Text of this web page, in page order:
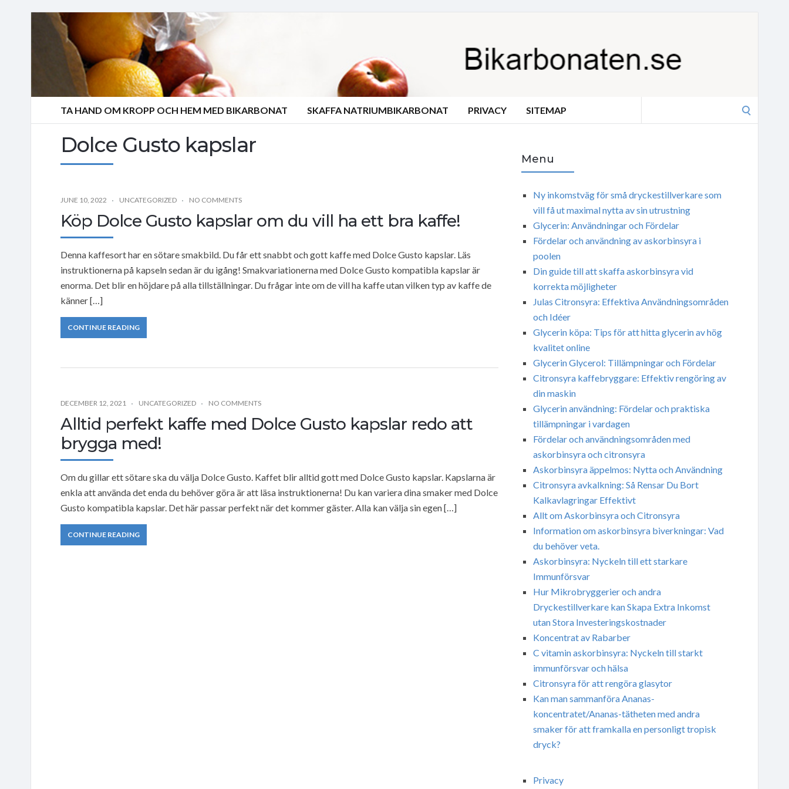
TA HAND OM KROPP OCH HEM MED BIKARBONAT SKAFFA NATRIUMBIKARBONAT PRIVACY SITEMAP
Dolce Gusto kapslar
JUNE 10, 2022 UNCATEGORIZED NO COMMENTS
Köp Dolce Gusto kapslar om du vill ha ett bra kaffe!
Denna kaffesort har en sötare smakbild. Du får ett snabbt och gott kaffe med Dolce Gusto kapslar. Läs
instruktionerna på kapseln sedan är du igång! Smakvariationerna med Dolce Gusto kompatibla kapslar är
enorma. Det blir en höjdare på alla tillställningar. Du frågar inte om de vill ha kaffe utan vilken typ av kaffe de
känner […]
CONTINUE READING
DECEMBER 12, 2021 UNCATEGORIZED NO COMMENTS
Alltid perfekt kaffe med Dolce Gusto kapslar redo att
brygga med!
Om du gillar ett sötare ska du välja Dolce Gusto. Kaffet blir alltid gott med Dolce Gusto kapslar. Kapslarna är
enkla att använda det enda du behöver göra är att läsa instruktionerna! Du kan variera dina smaker med Dolce
Gusto kompatibla kapslar. Det här passar perfekt när det kommer gäster. Alla kan välja sin egen […]
CONTINUE READING
Menu
Ny inkomstväg för små dryckestillverkare som
vill få ut maximal nytta av sin utrustning
Glycerin: Användningar och Fördelar
Fördelar och användning av askorbinsyra i
poolen
Din guide till att skaffa askorbinsyra vid
korrekta möjligheter
Julas Citronsyra: Effektiva Användningsområden
och Idéer
Glycerin köpa: Tips för att hitta glycerin av hög
kvalitet online
Glycerin Glycerol: Tillämpningar och Fördelar
Citronsyra kaffebryggare: Effektiv rengöring av
din maskin
Glycerin användning: Fördelar och praktiska
tillämpningar i vardagen
Fördelar och användningsområden med
askorbinsyra och citronsyra
Askorbinsyra äppelmos: Nytta och Användning
Citronsyra avkalkning: Så Rensar Du Bort
Kalkavlagringar Effektivt
Allt om Askorbinsyra och Citronsyra
Information om askorbinsyra biverkningar: Vad
du behöver veta.
Askorbinsyra: Nyckeln till ett starkare
Immunförsvar
Hur Mikrobryggerier och andra
Dryckestillverkare kan Skapa Extra Inkomst
utan Stora Investeringskostnader
Koncentrat av Rabarber
C vitamin askorbinsyra: Nyckeln till starkt
immunförsvar och hälsa
Citronsyra för att rengöra glasytor
Kan man sammanföra Ananas-
koncentratet/Ananas-tätheten med andra
smaker för att framkalla en personligt tropisk
dryck?
Privacy